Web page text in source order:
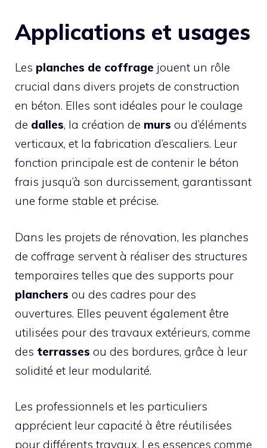
Applications et usages
Les planches de coffrage jouent un rôle
crucial dans divers projets de construction
en béton. Elles sont idéales pour le coulage
de dalles, la création de murs ou d’éléments
verticaux, et la fabrication d’escaliers. Leur
fonction principale est de contenir le béton
frais jusqu’à son durcissement, garantissant
une forme stable et précise.
Dans les projets de rénovation, les planches
de coffrage servent à réaliser des structures
temporaires telles que des supports pour
planchers ou des cadres pour des
ouvertures. Elles peuvent également être
utilisées pour des travaux extérieurs, comme
des terrasses ou des bordures, grâce à leur
solidité et leur modularité.
Les professionnels et les particuliers
apprécient leur capacité à être réutilisées
pour différents travaux. Les essences comme